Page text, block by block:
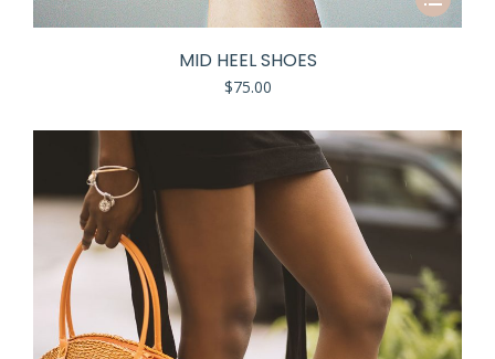
MID HEEL SHOES
$75.00